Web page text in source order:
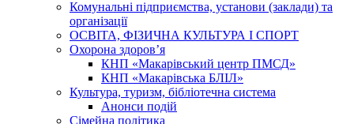
Комунальні підприємства, установи (заклади) та
організації
ОСВІТА, ФІЗИЧНА КУЛЬТУРА І СПОРТ
Охорона здоров’я
КНП «Макарівський центр ПМСД»
КНП «Макарівська БЛІЛ»
Культура, туризм, бібліотечна система
Анонси подій
Сімейна політика